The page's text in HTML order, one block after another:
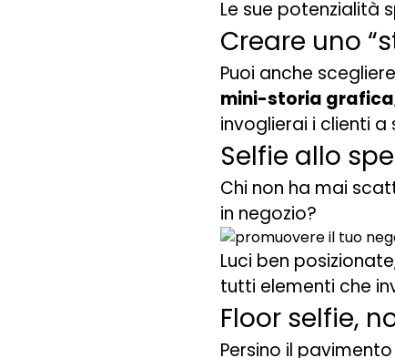
Le sue potenzialità
Creare uno
Puoi anche
mini-storia grafica
invoglierai i clienti
Selfie allo
Chi non ha mai
in negozio?
Luci ben
tutti elementi che
Floor selfie,
Persino il